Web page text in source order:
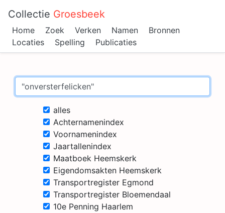
Collectie Groesbeek
Home Zoek Verken Namen
Bronnen
Locaties
Spelling Publicaties
alles
Achternamenindex
Voornamenindex
Jaartallenindex
Maatboek Heemskerk
Eigendomsakten Heemskerk
Transportregister Egmond
Transportregister Bloemendaal
10e Penning Haarlem